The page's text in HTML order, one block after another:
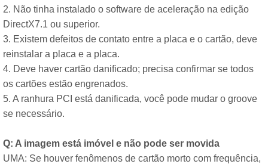
2. Não tinha instalado o software de aceleração na edição
DirectX7.1 ou superior.
3. Existem defeitos de contato entre a placa e o cartão, deve
reinstalar a placa e a placa.
4. Deve haver cartão danificado; precisa confirmar se todos
os cartões estão engrenados.
5. A ranhura PCI está danificada, você pode mudar o groove
se necessário.
Q: A imagem está imóvel e não pode ser movida
UMA: Se houver fenômenos de cartão morto com frequência,